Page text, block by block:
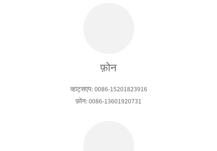
फ़ोन
व्हाट्सएप: 0086-15201823916
फ़ोन: 0086-13601920731